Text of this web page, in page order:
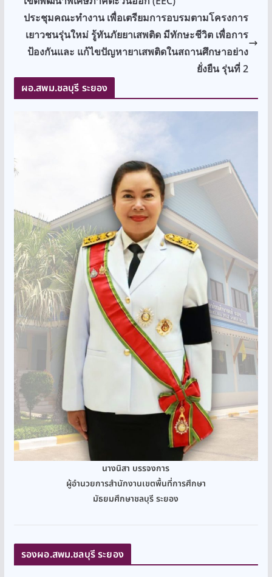
ประชุมคณะทำงาน เพื่อเตรียมการอบรมตามโครงการ
เยาวชนรุ่นใหม่ รู้ทันภัยยาเสพติด มีทักษะชีวิต เพื่อการ
ป้องกันและ แก้ไขปัญหายาเสพติดในสถานศึกษาอย่าง
ยั่งยืน รุ่นที่ 2
ผอ.สพม.ชลบุรี ระยอง
นางนิสา บรรจงการ
ผู้อำนวยการสำนักงานเขตพื้นที่การศึกษา
มัธยมศึกษาชลบุรี ระยอง
รองผอ.สพม.ชลบุรี ระยอง